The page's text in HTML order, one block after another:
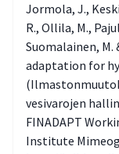
Jormola, J.,
R., Ollila, M.,
Suomalainen, M.
adaptation for
vesivarojen
FINADAPT
Institute